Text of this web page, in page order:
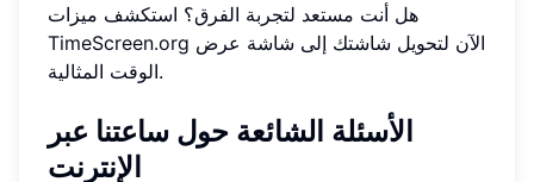
هل أنت مستعد لتجربة الفرق؟ استكشف ميزات
TimeScreen.org الآن لتحويل شاشتك إلى شاشة عرض
الوقت المثالية.
الأسئلة الشائعة حول ساعتنا عبر
الإنترنت